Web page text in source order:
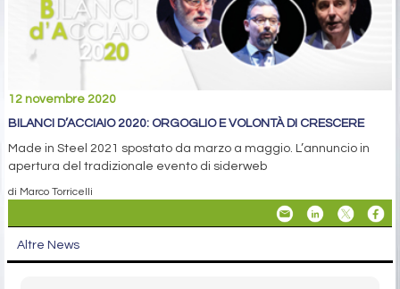
12 novembre 2020
BILANCI D’ACCIAIO 2020: ORGOGLIO E VOLONTÀ DI CRESCERE
Made in Steel 2021 spostato da marzo a maggio. L’annuncio in
apertura del tradizionale evento di siderweb
di Marco Torricelli
Altre News